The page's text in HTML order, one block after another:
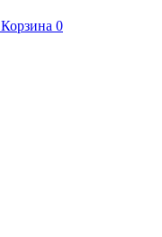
Корзина 0